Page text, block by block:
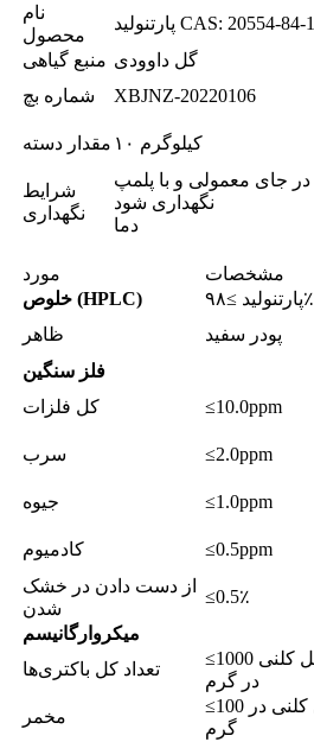
نام
محصول
پارتنولید CAS: 20554-84-1
منبع گیاهی گل داوودی
شماره بچ
XBJNZ-20220106
مقدار دسته ۱۰ کیلوگرم
شرایط
نگهداری
در جای معمولی و با پلمپ
نگهداری شود
دما
مورد مشخصات
خلوص (HPLC)
پارتنولید ≥۹۸٪
ظاهر
پودر سفید
فلز سنگین
کل فلزات
≤10.0ppm
سرب
≤2.0ppm
جیوه
≤1.0ppm
کادمیوم
≤0.5ppm
از دست دادن در خشک
شدن
≤0.5٪
میکروارگانیسم
تعداد کل باکتری‌ها
≤1000 واحد تشکیل کلنی
در گرم
مخمر
≤100 واحد تشکیل کلنی در
گرم